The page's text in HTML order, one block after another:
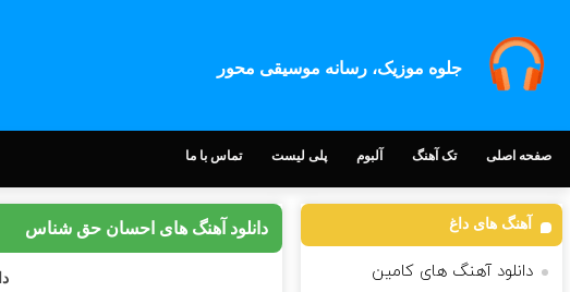
جلوه موزیک، رسانه موسیقی محور
صفحه اصلی تک آهنگ آلبوم پلی لیست تماس با ما
دانلود آهنگ های احسان حق شناس آهنگ های داغ
دانلود آهنگ های کامین